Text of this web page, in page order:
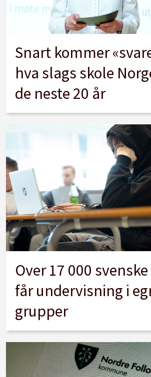
Snart kommer
hva slags skole
de neste 20 år
Over 17 000
får undervisning i
grupper